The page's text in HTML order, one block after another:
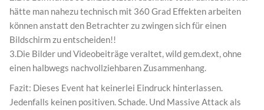
hätte man nahezu technisch mit 360 Grad Effekten arbeiten
können anstatt den Betrachter zu zwingen sich für einen
Bildschirm zu entscheiden!!
3.Die Bilder und Videobeiträge veraltet, wild gem.dext, ohne
einen halbwegs nachvollziehbaren Zusammenhang.
Fazit: Dieses Event hat keinerlei Eindruck hinterlassen.
Jedenfalls keinen positiven. Schade. Und Massive Attack als